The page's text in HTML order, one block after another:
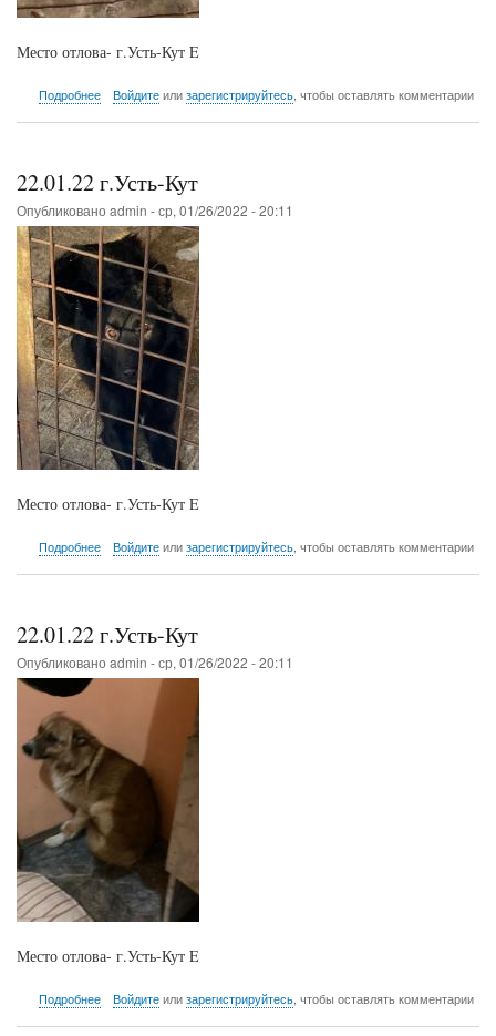
Место отлова- г.Усть-Кут E
Подробнеео
Войдитеили зарегистрируйтесь, чтобы оставлять комментарии
22.01.22 г.Усть-Кут
Опубликовано admin -ср, 01/26/2022 - 20:11
Место отлова- г.Усть-Кут E
Подробнеео
Войдитеили зарегистрируйтесь, чтобы оставлять комментарии
22.01.22 г.Усть-Кут
Опубликовано admin -ср, 01/26/2022 - 20:11
Место отлова- г.Усть-Кут E
Подробнеео
Войдитеили зарегистрируйтесь, чтобы оставлять комментарии